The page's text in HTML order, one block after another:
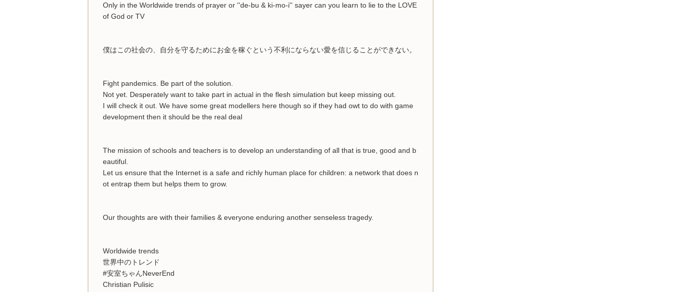
Only in the Worldwide trends of prayer or ''de-bu & ki-mo-i'' sayer can you learn to lie to the LOVE
of God or TV
僕はこの社会の、自分を守るためにお金を稼ぐという不利にならない愛を信じることができない。
Fight pandemics. Be part of the solution.
Not yet. Desperately want to take part in actual in the flesh simulation but keep missing out.
I will check it out. We have some great modellers here though so if they had owt to do with game
development then it should be the real deal
The mission of schools and teachers is to develop an understanding of all that is true, good and b
eautiful.
Let us ensure that the Internet is a safe and richly human place for children: a network that does n
ot entrap them but helps them to grow.
Our thoughts are with their families & everyone enduring another senseless tragedy.
Worldwide trends
世界中のトレンド
#安室ちゃんNeverEnd
Christian Pulisic